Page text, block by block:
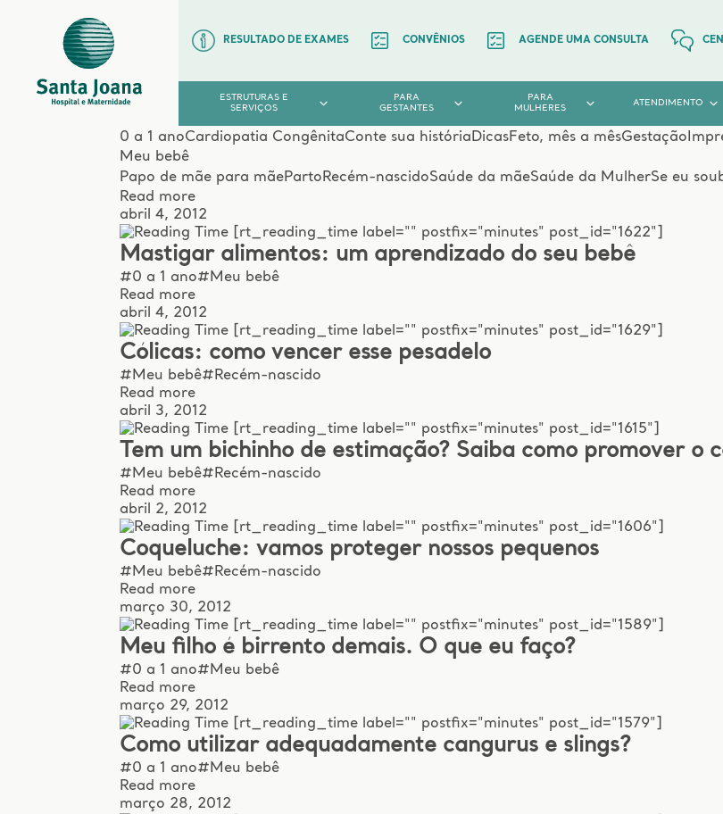
RESULTADO DE EXAMES CONVÊNIOS AGENDE UMA CONSULTA
ESTRUTURAS E
SERVIÇOS
PARA
GESTANTES
PARA
MULHERES
ATENDIMENTO
0 a 1 anoCardiopatia CongênitaConte sua história DicasFeto, mês a mêsGestação
Meu bebê
Papo de mãe para mãeParto Recém-nascidoSaúde da mãeSaúde da MulherSe eu
Read more
abril 4, 2012
[rt_reading_time label="" postfix="minutes" post_id="1622"]
Mastigar alimentos: um aprendizado do seu bebê
#0 a 1 ano#Meu bebê
Read more
abril 4, 2012
[rt_reading_time label="" postfix="minutes" post_id="1629"]
Cólicas: como vencer esse pesadelo
#Meu bebê#Recém-nascido
Read more
abril 3, 2012
[rt_reading_time label="" postfix="minutes" post_id="1615"]
Tem um bichinho de estimação? Saiba como promover o
#Meu bebê#Recém-nascido
Read more
abril 2, 2012
[rt_reading_time label="" postfix="minutes" post_id="1606"]
Coqueluche: vamos proteger nossos pequenos
#Meu bebê#Recém-nascido
Read more
março 30, 2012
[rt_reading_time label="" postfix="minutes" post_id="1589"]
Meu filho é birrento demais. O que eu faço?
#0 a 1 ano#Meu bebê
Read more
março 29, 2012
[rt_reading_time label="" postfix="minutes" post_id="1579"]
Como utilizar adequadamente cangurus e slings?
#0 a 1 ano#Meu bebê
Read more
março 28, 2012